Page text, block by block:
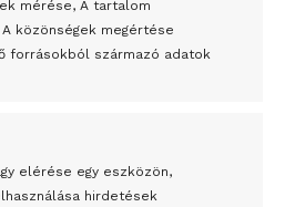
mérése, A tartalom
közönségek megértése
forrásokból származó adatok
elérése egy eszközön,
hirdetések
in#Venezuela
marketing cookies and